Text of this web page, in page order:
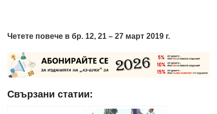
Четете повече в бр. 12, 21 – 27 март 2019 г.
Свързани статии: